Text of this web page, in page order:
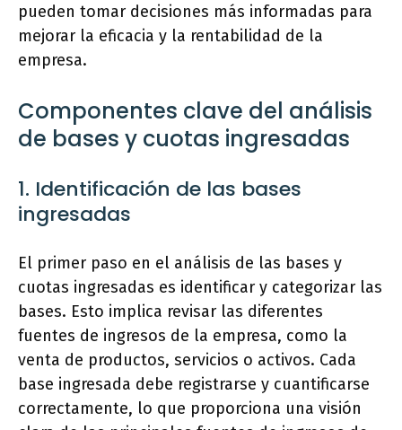
pueden tomar decisiones más informadas para
mejorar la eficacia y la rentabilidad de la
empresa.
Componentes clave del análisis
de bases y cuotas ingresadas
1. Identificación de las bases
ingresadas
El primer paso en el análisis de las bases y
cuotas ingresadas es identificar y categorizar las
bases. Esto implica revisar las diferentes
fuentes de ingresos de la empresa, como la
venta de productos, servicios o activos. Cada
base ingresada debe registrarse y cuantificarse
correctamente, lo que proporciona una visión